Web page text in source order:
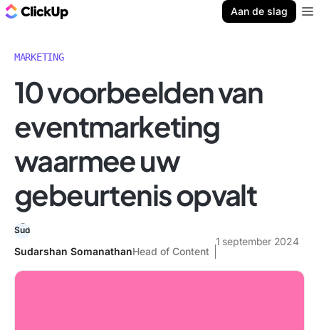
Aan de slag
MARKETING
10 voorbeelden van
eventmarketing
waarmee uw
gebeurtenis opvalt
Sudarshan SomanathanHead of Content
1 september 2024